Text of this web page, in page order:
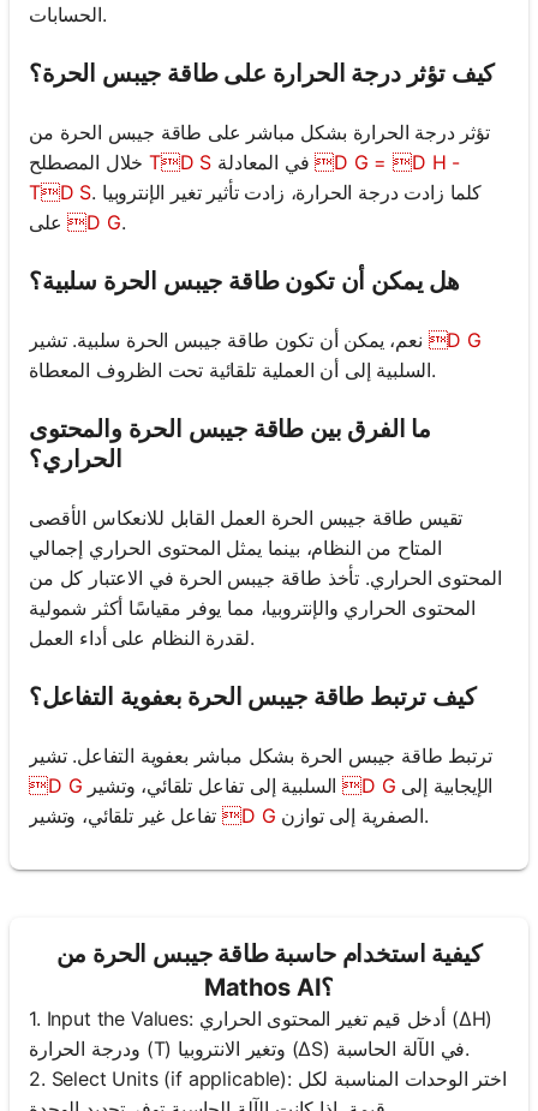
الحسابات.
كيف تؤثر درجة الحرارة على طاقة جيبس الحرة؟
تؤثر درجة الحرارة بشكل مباشر على طاقة جيبس الحرة من
خلال المصطلحTD S في المعادلةD G = D H -
TD S. كلما زادت درجة الحرارة، زادت تأثير تغير الإنتروبيا
علىD G.
هل يمكن أن تكون طاقة جيبس الحرة سلبية؟
D G
السلبية إلى أن العملية تلقائية تحت الظروف المعطاة.
ما الفرق بين طاقة جيبس الحرة والمحتوى
الحراري؟
تقيس طاقة جيبس الحرة العمل القابل للانعكاس الأقصى
المتاح من النظام، بينما يمثل المحتوى الحراري إجمالي
المحتوى الحراري. تأخذ طاقة جيبس الحرة في الاعتبار كل من
المحتوى الحراري والإنتروبيا، مما يوفر مقياسًا أكثر شمولية
لقدرة النظام على أداء العمل.
كيف ترتبط طاقة جيبس الحرة بعفوية التفاعل؟
ترتبط طاقة جيبس الحرة بشكل مباشر بعفوية التفاعل. تشير
D G
السلبية إلى تفاعل تلقائي، وتشيرD G
تفاعل غير تلقائي، وتشيرD G الصفرية إلى توازن.
كيفية استخدام حاسبة طاقة جيبس الحرة من
Mathos AI؟
1. Input the Values: أدخل قيم تغير المحتوى الحراري (ΔH)
ودرجة الحرارة (T) وتغير الانتروبيا (ΔS) في الآلة الحاسبة.
2. Select Units (if applicable): اختر الوحدات المناسبة لكل